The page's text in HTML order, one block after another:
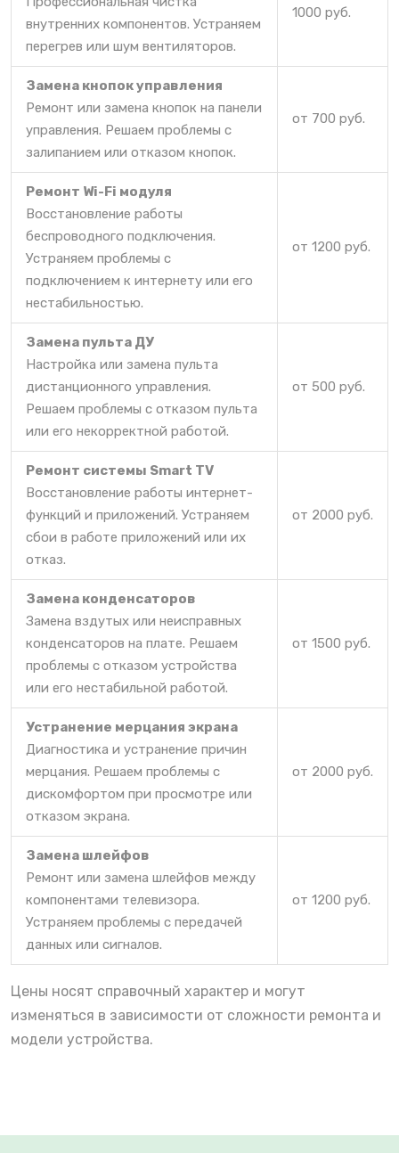
внутренних компонентов. Устраняем
перегрев или шум вентиляторов.
1000 руб.
Замена кнопок управления
Ремонт или замена кнопок на панели
управления. Решаем проблемы с
залипанием или отказом кнопок.
от 700 руб.
Ремонт Wi-Fi модуля
Восстановление работы
беспроводного подключения.
Устраняем проблемы с
подключением к интернету или его
нестабильностью.
от 1200 руб.
Замена пульта ДУ
Настройка или замена пульта
дистанционного управления.
Решаем проблемы с отказом пульта
или его некорректной работой.
от 500 руб.
Ремонт системы Smart TV
Восстановление работы интернет-
функций и приложений. Устраняем
сбои в работе приложений или их
отказ.
от 2000 руб.
Замена конденсаторов
Замена вздутых или неисправных
конденсаторов на плате. Решаем
проблемы с отказом устройства
или его нестабильной работой.
от 1500 руб.
Устранение мерцания экрана
Диагностика и устранение причин
мерцания. Решаем проблемы с
дискомфортом при просмотре или
отказом экрана.
от 2000 руб.
Замена шлейфов
Ремонт или замена шлейфов между
компонентами телевизора.
Устраняем проблемы с передачей
данных или сигналов.
от 1200 руб.
Цены носят справочный характер и могут
изменяться в зависимости от сложности ремонта и
модели устройства.